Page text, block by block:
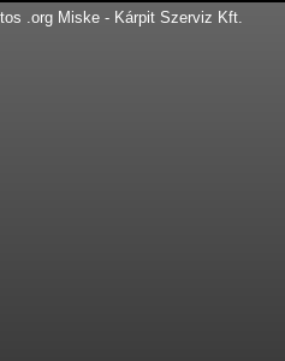
.org Miske - Kárpit Szerviz Kft.